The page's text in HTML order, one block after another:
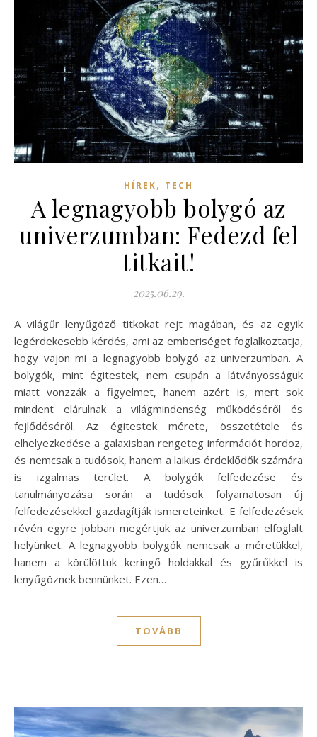
HÍREK, TECH
A legnagyobb bolygó az
univerzumban: Fedezd fel
titkait!
2025.06.29.
A világűr lenyűgöző titkokat rejt magában, és az egyik
legérdekesebb kérdés, ami az emberiséget foglalkoztatja,
hogy vajon mi a legnagyobb bolygó az univerzumban. A
bolygók, mint égitestek, nem csupán a látványosságuk
miatt vonzzák a figyelmet, hanem azért is, mert sok
mindent elárulnak a világmindenség működéséről és
fejlődéséről. Az égitestek mérete, összetétele és
elhelyezkedése a galaxisban rengeteg információt hordoz,
és nemcsak a tudósok, hanem a laikus érdeklődők számára
is izgalmas terület. A bolygók felfedezése és
tanulmányozása során a tudósok folyamatosan új
felfedezésekkel gazdagítják ismereteinket. E felfedezések
révén egyre jobban megértjük az univerzumban elfoglalt
helyünket. A legnagyobb bolygók nemcsak a méretükkel,
hanem a körülöttük keringő holdakkal és gyűrűkkel is
lenyűgöznek bennünket. Ezen…
TOVÁBB